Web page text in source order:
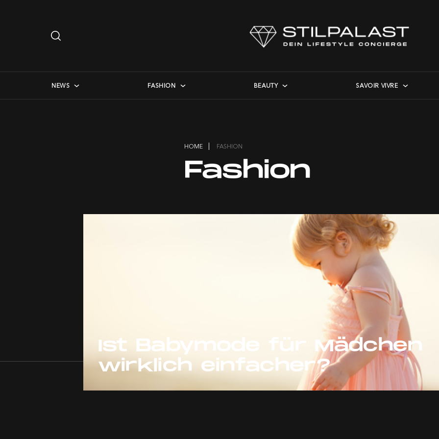
…
NEWS FASHION BEAUTY SAVOIR VIVRE
HOME FASHION
Fashion
Ist Babymode für Mädchen
wirklich einfacher?